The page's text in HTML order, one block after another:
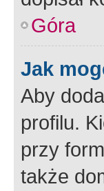
Góra
Jak
Aby
profilu.
przy
także